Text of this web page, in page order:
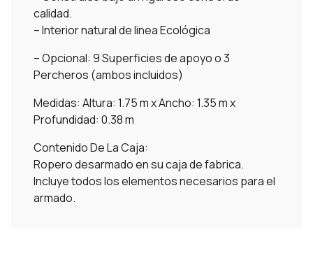
calidad.
– Interior natural de linea Ecológica
– Opcional: 9 Superficies de apoyo o 3
Percheros (ambos incluidos)
Medidas: Altura: 1.75 m x Ancho: 1.35 m x
Profundidad: 0.38 m
Contenido De La Caja:
Ropero desarmado en su caja de fabrica.
Incluye todos los elementos necesarios para el
armado.